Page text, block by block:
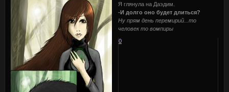
Я глянула на Даэдим.
-И долго оно будет длиться?
Ну прям день перемирий...то
человек то вомпиры
0